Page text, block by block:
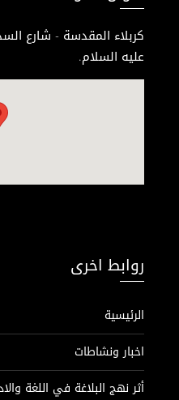
كربلاء المقدسة - شارع
عليه السلام.
روابط اخرى
الرئيسية
اخبار ونشاطات
أثر نهج البلاغة في اللغة